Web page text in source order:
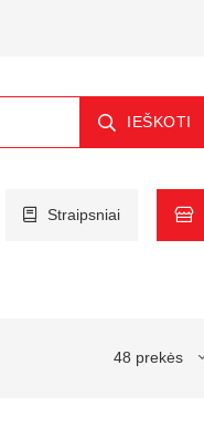
IEŠKOTI
Straipsniai
48 prekės